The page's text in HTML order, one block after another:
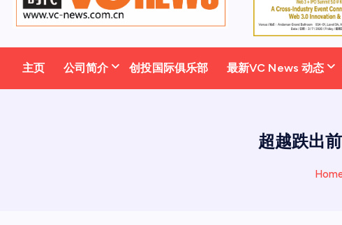
主页 公司简介 创投国际俱乐部 最新VC News 动态
超越跌出